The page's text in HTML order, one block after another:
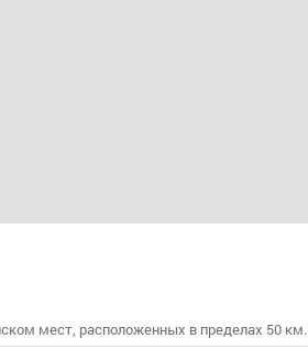
мест, расположенных в пределах 50 км.